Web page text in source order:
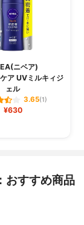
ニベア)
ア UVミルキィジ
ェル
3.65(1)
¥630
おすすめ商品